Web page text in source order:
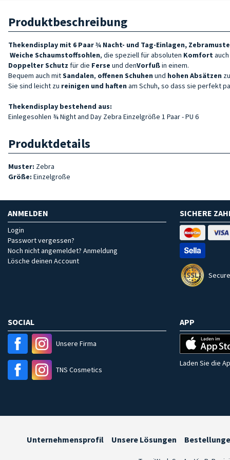
Produktbeschreibung
Thekendisplay mit 6 Paar ¾ Nacht- und Tag-Einlagen,
Weiche Schaumstoffsohlen, die speziell für absoluten Komfort
Doppelter Schutz für die Ferse und denVorfußin einem.
Bequem auch mitSandalen, offenen Schuhen und hohen Absätzen
Sie sind leicht zu reinigen und haften am Schuh, so dass sie perfekt
Thekendisplay bestehend aus:
Einlegesohlen ¾ Night and Day Zebra Einzelgröße 1 Paar - PU 6
Produktdetails
Muster: Zebra
Größe: Einzelgroße
ANMELDEN
Login
Passwort vergessen?
Noch nicht angemeldet? Anmeldung
Lösche deinen Account
SICHERE
SOCIAL
Unsere Firma
TNS Cosmetics
APP
Laden Sie die
Unternehmensprofil Unsere Lösungen